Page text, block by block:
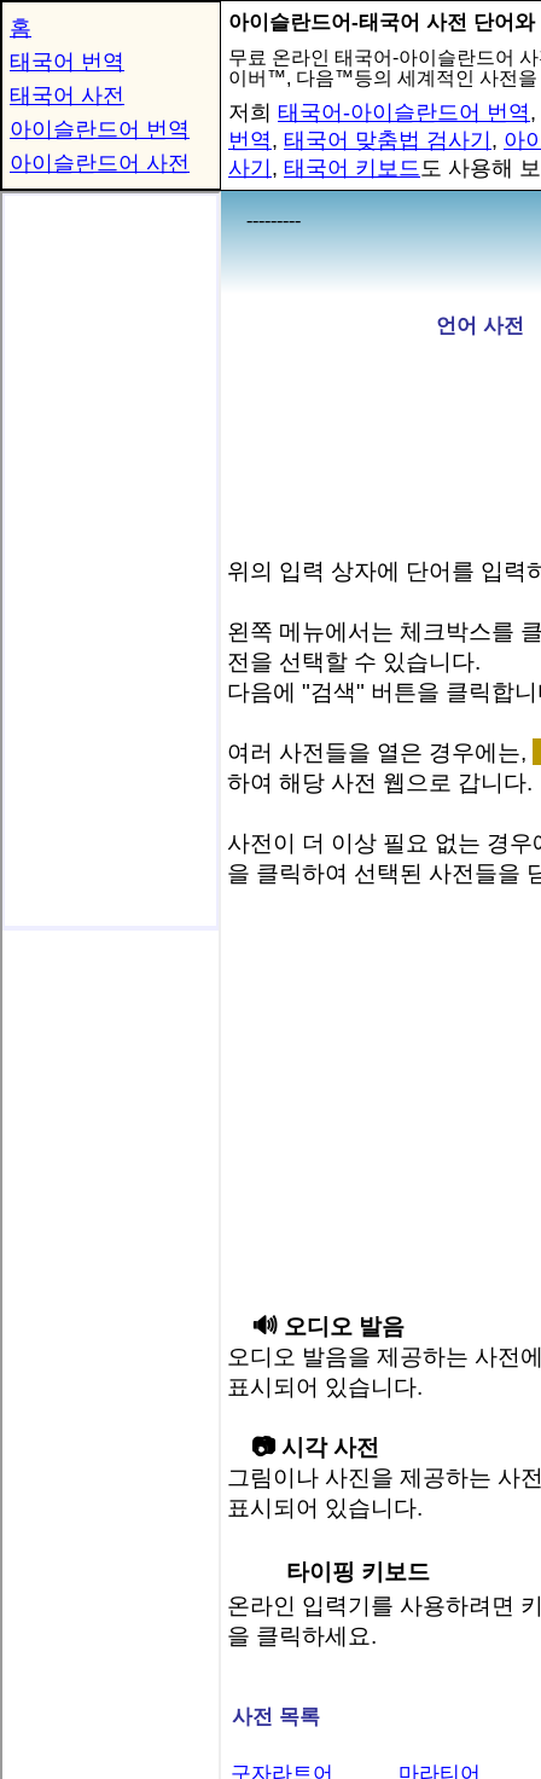
홈
태국어 번역
태국어 사전
아이슬란드어 번역
아이슬란드어 사전
아이슬란드어-태국어 사전 단어
무료 온라인 태국어-아이슬란드어
이버™, 다음™등의 세계적인 사전을
저희 태국어-아이슬란드어 번역,
번역, 태국어 맞춤법 검사기 , 아
사기 , 태국어 키보드도 사용해